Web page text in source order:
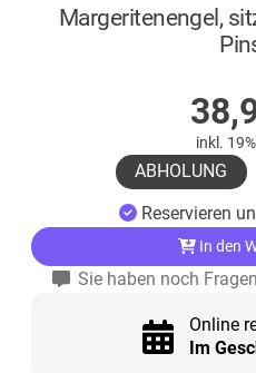
Margeritenengel,
inkl.
ABHOLUNG
Reservieren
In den
Sie haben noch
Online
Im